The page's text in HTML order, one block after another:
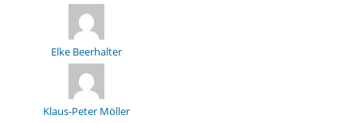
Elke Beerhalter
Klaus-Peter Möller